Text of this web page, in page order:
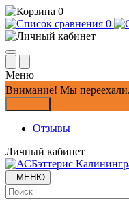
0
0
Меню
Внимание! Мы
Отзывы
Личный кабинет
МЕНЮ